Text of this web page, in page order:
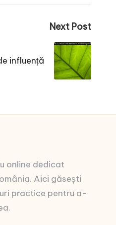
Next Post
influență
online dedicat
Aici găsești
practice pentru a-